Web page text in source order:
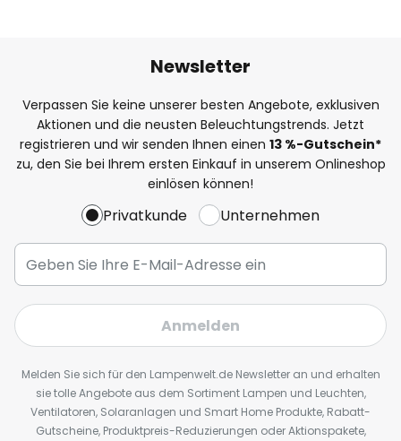
Newsletter
Verpassen Sie keine unserer besten Angebote, exklusiven
Aktionen und die neusten Beleuchtungstrends. Jetzt
registrieren und wir senden Ihnen einen 13 %-Gutschein*
zu, den Sie bei Ihrem ersten Einkauf in unserem Onlineshop
einlösen können!
Privatkunde Unternehmen
Anmelden
Melden Sie sich für den Lampenwelt.de Newsletter an und erhalten
sie tolle Angebote aus dem Sortiment Lampen und Leuchten,
Ventilatoren, Solaranlagen und Smart Home Produkte, Rabatt-
Gutscheine, Produktpreis-Reduzierungen oder Aktionspakete,